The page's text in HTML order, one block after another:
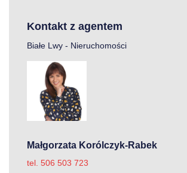
Kontakt z agentem
Białe Lwy - Nieruchomości
Małgorzata Korólczyk-Rabek
tel. 506 503 723